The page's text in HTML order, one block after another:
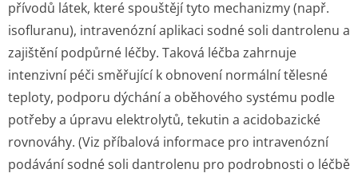
přívodů látek, které spouštějí tyto mechanizmy (např.
isofluranu), intravenózní aplikaci sodné soli dantrolenu a
zajištění podpůrné léčby. Taková léčba zahrnuje
intenzivní péči směřující k obnovení normální tělesné
teploty, podporu dýchání a oběhového systému podle
potřeby a úpravu elektrolytů, tekutin a acidobazické
rovnováhy. (Viz příbalová informace pro intravenózní
podávání sodné soli dantrolenu pro podrobnosti o léčbě